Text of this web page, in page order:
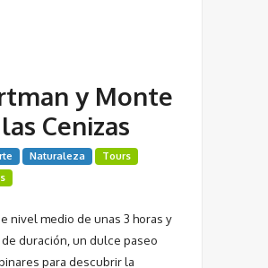
y Monte
Cenizas
Naturaleza
Tours
nivel medio de unas 3 horas y
duración, un dulce paseo
para descubrir la